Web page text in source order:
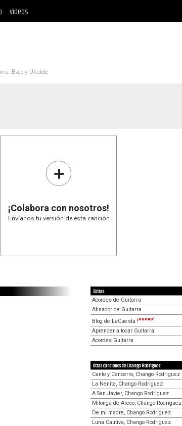
videos
Bajo y Ukulele
+
¡Colabora con nosotros!
Envíanos tu versión de esta canción
Extras
Acordes de Guitarra
Afinador de Guitarra
Blog de LaCuerda ¡nuevo!
Aprender a tocar Guitarra
Acordes Guitarra
Otras canciones de Chango Rodriguez
Canto y Cencerro, Chango Rodriguez
La Nenita, Chango Rodriguez
A San Javier, Chango Rodriguez
Milonga de Areco, Chango Rodriguez
De mi madre, Chango Rodriguez
Luna Cautiva, Chango Rodriguez